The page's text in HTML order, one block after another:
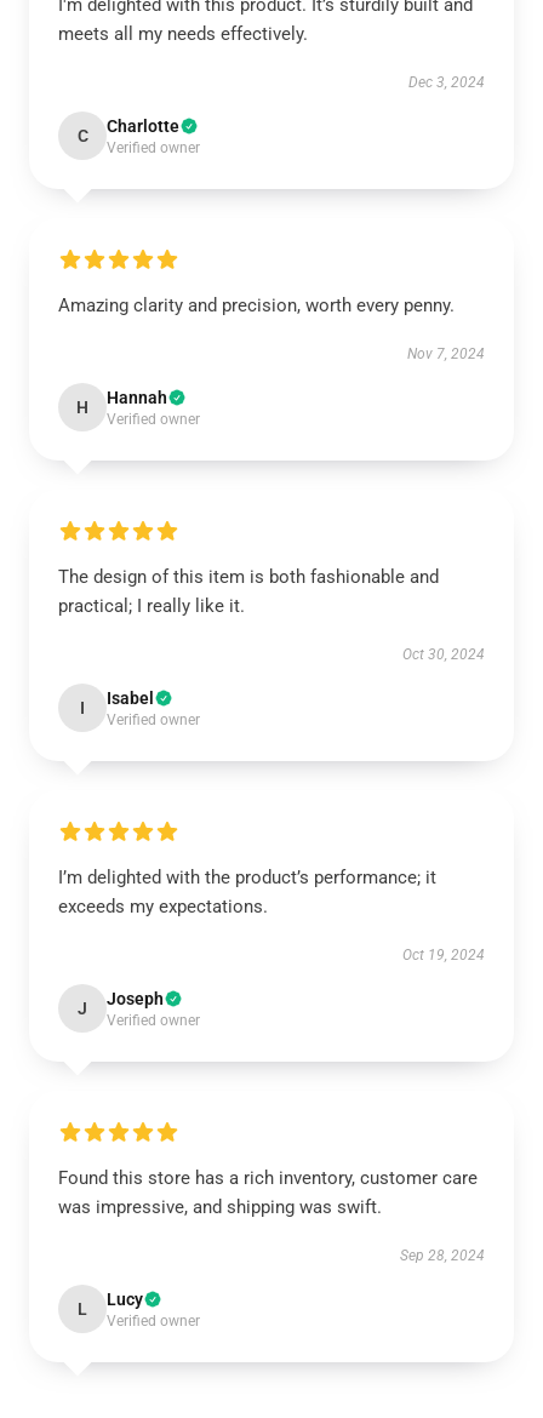
I'm delighted with this product. It’s sturdily built and
meets all my needs effectively.
Dec 3, 2024
C Charlotte
Verified owner
Amazing clarity and precision, worth every penny.
Nov 7, 2024
H Hannah
Verified owner
The design of this item is both fashionable and
practical; I really like it.
Oct 30, 2024
I Isabel
Verified owner
I’m delighted with the product’s performance; it
exceeds my expectations.
Oct 19, 2024
J Joseph
Verified owner
Found this store has a rich inventory, customer care
was impressive, and shipping was swift.
Sep 28, 2024
L Lucy
Verified owner